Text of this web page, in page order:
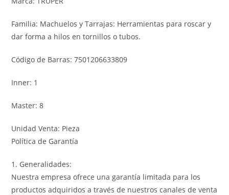
Familia: Machuelos y Tarrajas: Herramientas para roscar y
dar forma a hilos en tornillos o tubos.
Código de Barras: 7501206633809
Inner: 1
Master: 8
Unidad Venta: Pieza
Política de Garantía
1. Generalidades:
Nuestra empresa ofrece una garantía limitada para los
productos adquiridos a través de nuestros canales de venta